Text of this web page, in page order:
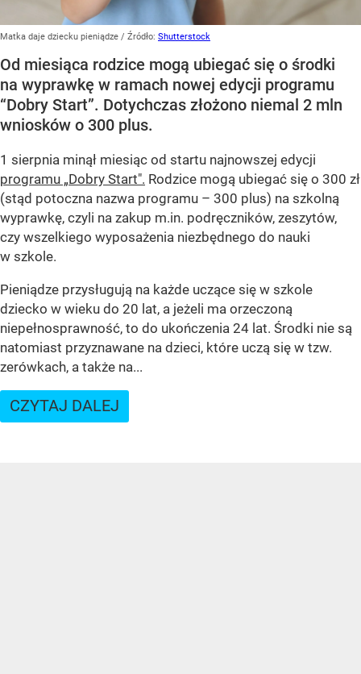
Matka daje dziecku pieniądze / Źródło: Shutterstock
Od miesiąca rodzice mogą ubiegać się o środki
na wyprawkę w ramach nowej edycji programu
“Dobry Start”. Dotychczas złożono niemal 2 mln
wniosków o 300 plus.
1 sierpnia minął miesiąc od startu najnowszej edycji
programu „Dobry Start". Rodzice mogą ubiegać się o 300 zł
(stąd potoczna nazwa programu – 300 plus) na szkolną
wyprawkę, czyli na zakup m.in. podręczników, zeszytów,
czy wszelkiego wyposażenia niezbędnego do nauki
w szkole.
Pieniądze przysługują na każde uczące się w szkole
dziecko w wieku do 20 lat, a jeżeli ma orzeczoną
niepełnosprawność, to do ukończenia 24 lat. Środki nie są
natomiast przyznawane na dzieci, które uczą się w tzw.
zerówkach, a także na...
CZYTAJ DALEJ